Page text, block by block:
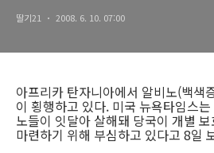
딸기21 2008. 6. 10. 07:00
아프리카 탄자니아에서 알비노(백색
이 횡행하고 있다. 미국 뉴욕타임스
노들이 잇달아 살해돼 당국이 개별
마련하기 위해 부심하고 있다고 8일